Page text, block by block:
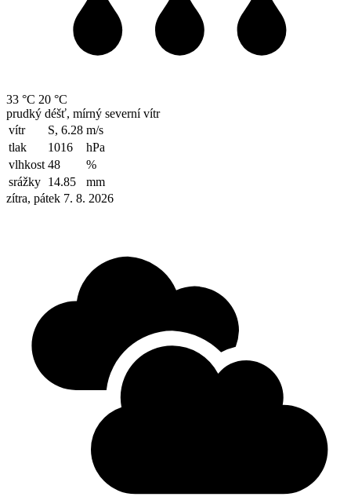
33 °C 20 °C
prudký déšť, mírný severní vítr
vítr
S, 6.28 m/s
tlak
1016
hPa
vlhkost 48
%
srážky 14.85
mm
zítra, pátek 7. 8. 2026